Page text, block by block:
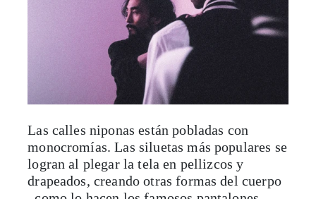
Las calles niponas están pobladas con
monocromías. Las siluetas más populares se
logran al plegar la tela en pellizcos y
drapeados, creando otras formas del cuerpo